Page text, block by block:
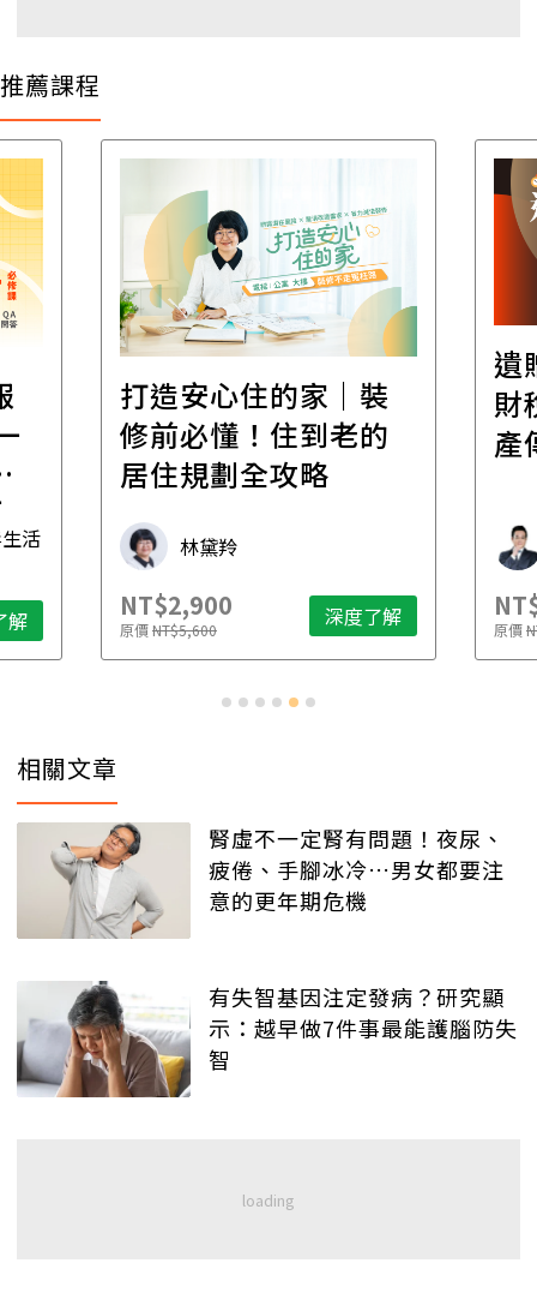
推薦課程
活
解
打造安心住的家｜裝
修前必懂！住到老的
居住規劃全攻略
林黛羚
NT$2,900
原價NT$5,600 深度了解
遺
財
產
原價
相關文章
腎虛不一定腎有問題！夜尿、
疲倦、手腳冰冷…男女都要注
意的更年期危機
有失智基因注定發病？研究顯
示：越早做7件事最能護腦防失
智